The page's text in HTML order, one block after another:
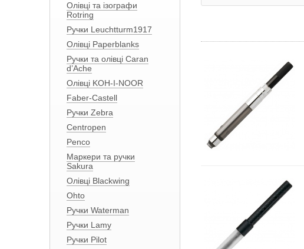
Олівці та ізографи
Rotring
Ручки Leuchtturm1917
Олівці Paperblanks
Ручки та олівці Caran
d’Ache
Олівці KOH-I-NOOR
Faber-Castell
Ручки Zebra
Centropen
Penco
Маркери та ручки
Sakura
Олівці Blackwing
Ohto
Ручки Waterman
Ручки Lamy
Ручки Pilot